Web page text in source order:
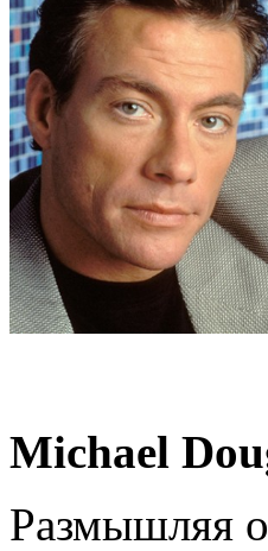
Michael
Размышляя